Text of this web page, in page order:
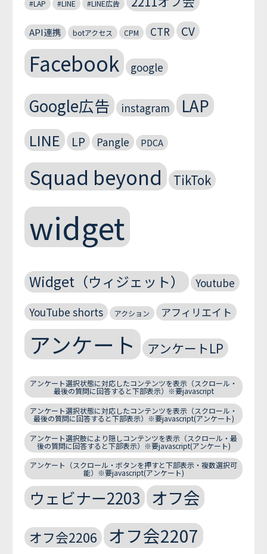
#LAP #LINE #LINE広告
API連携 botアクセス CPM CTR CV
Facebook google
Google広告 instagram LAP
LINE LP Pangle PDCA
Squad beyond TikTok
widget
Widget（ウィジェット）
Youtube
YouTube shorts
アクション アフィリエイト
アンケート アンケートLP
アンケート選択状態に対応したコンテンツを表示（スクロール・
最後の質問に回答すると下部表示）※要javascript
アンケート選択状態に対応したコンテンツを表示（スクロール・
最後の質問に回答すると下部表示）※要javascript(アンケート)
アンケート選択肢により隠しコンテンツを表示（スクロール・最
後の質問に回答すると下部表示）※要javascript(アンケート)
アンケート（スクロール・ボタンを押すと下部表示・複数選択可
能）※要javascript(アンケート)
ウェビナー2203 オフ会
オフ会2206 オフ会2207